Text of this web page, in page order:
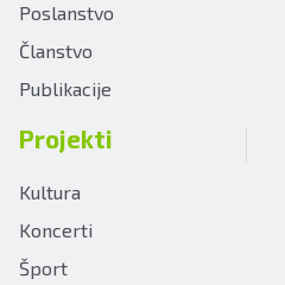
Poslanstvo
Članstvo
Publikacije
Projekti
Kultura
Koncerti
Šport